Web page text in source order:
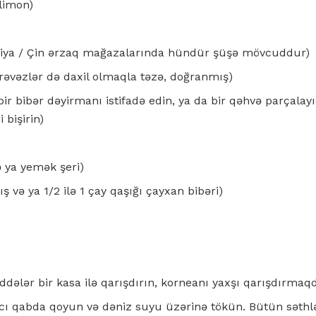
/ Çin ərzaq mağazalarında hündür şüşə mövcuddur)
də daxil olmaqla təzə, doğranmış)
bibər dəyirmanı istifadə edin, ya da bir qəhvə
bişirin)
ya yemək şeri)
və ya 1/2 ilə 1 çay qaşığı çayxan bibəri)
bir kasa ilə qarışdırın, korneanı yaxşı
qabda qoyun və dəniz suyu üzərinə tökün. Bütün